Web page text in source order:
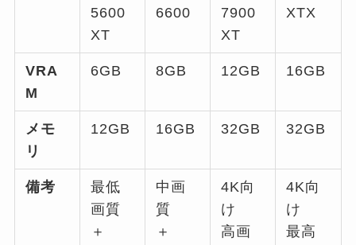
5600
XT
6600
7900
XT
XTX
VRA
M
6GB 8GB 12GB 16GB
メモ
リ
12GB 16GB 32GB 32GB
備考
最低
画質
＋
中画
質
＋
4K向
け
高画
4K向
け
最高